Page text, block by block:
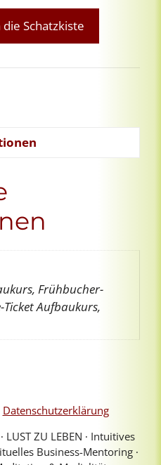
die Schatzkiste
Frühbucher-
Aufbaukurs,
Datenschutzerklärung
ZU LEBEN ∙ Intuitives
Business-Mentoring ∙